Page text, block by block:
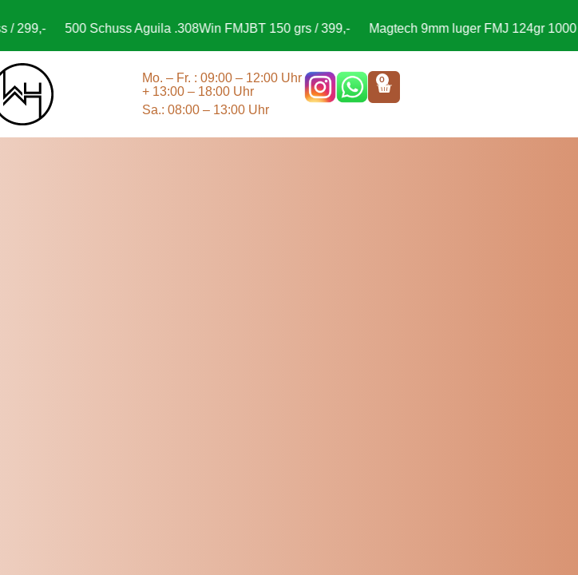
500 Schuss Aguila .308Win FMJBT 150 grs / 399,- Magtech 9mm luger FMJ 124gr 1000 Schuss /
Mo. – Fr. : 09:00 – 12:00 Uhr
+ 13:00 – 18:00 Uhr
Sa.: 08:00 – 13:00 Uhr
0